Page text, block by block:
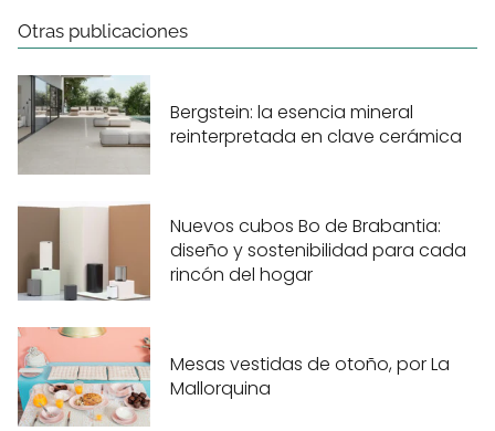
Otras publicaciones
Bergstein: la esencia mineral
reinterpretada en clave cerámica
Nuevos cubos Bo de Brabantia:
diseño y sostenibilidad para cada
rincón del hogar
Mesas vestidas de otoño, por La
Mallorquina